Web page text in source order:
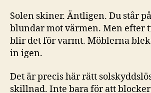
Solen skiner. Äntligen. Du står
blundar mot värmen. Men efter
blir det för varmt. Möblerna
in igen.
Det är precis här rätt
skillnad. Inte bara för att